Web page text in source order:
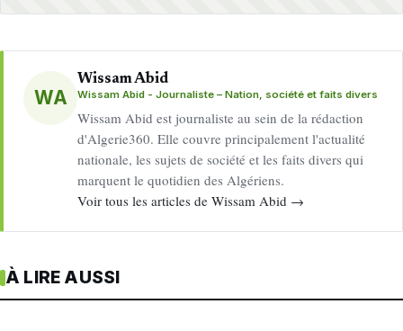
WA
Wissam Abid
Wissam Abid - Journaliste – Nation, société et faits divers
Wissam Abid est journaliste au sein de la rédaction
d'Algerie360. Elle couvre principalement l'actualité
nationale, les sujets de société et les faits divers qui
marquent le quotidien des Algériens.
Voir tous les articles de Wissam Abid →
À LIRE AUSSI